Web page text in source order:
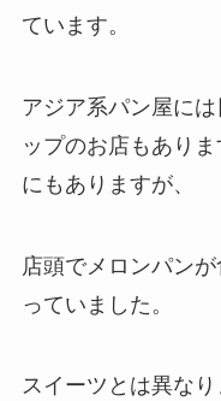
ています。
アジア系パン屋に
ップのお店もあり
にもありますが、
店頭でメロンパン
っていました。
スイーツとは異な